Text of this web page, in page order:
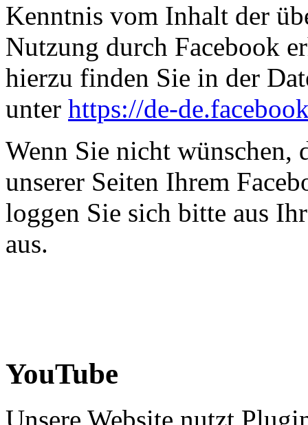
Kenntnis vom Inhalt der
Nutzung durch Facebook
hierzu finden Sie in der
unter https://de-
Wenn Sie nicht wünschen,
unserer Seiten Ihrem
loggen Sie sich bitte aus
aus.
YouTube